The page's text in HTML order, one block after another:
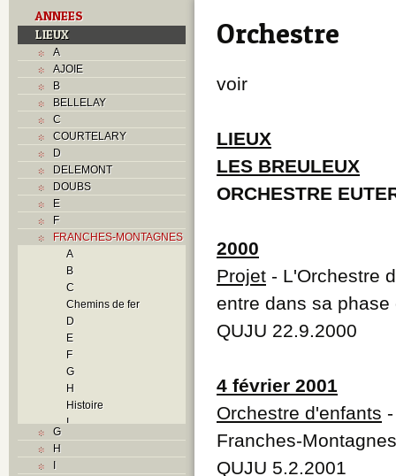
ANNEES
LIEUX
A
AJOIE
B
BELLELAY
C
COURTELARY
D
DELEMONT
DOUBS
E
F
FRANCHES-MONTAGNES
A
B
C
Chemins de fer
D
E
F
G
H
Histoire
I
G
H
I
Orchestre
voir
LIEUX
LES BREULEUX
ORCHESTRE
2000
Projet - L'Orchestre
entre dans sa phase
QUJU 22.9.2000
4 février 2001
Orchestre d'enfants
Franches-Montagnes
QUJU 5.2.2001